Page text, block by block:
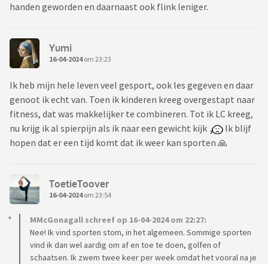
handen geworden en daarnaast ook flink leniger.
Yumi
16-04-2024om 23:23
Ik heb mijn hele leven veel gesport, ook les gegeven en daar
genoot ik echt van. Toen ik kinderen kreeg overgestapt naar
fitness, dat was makkelijker te combineren. Tot ik LC kreeg,
nu krijg ik al spierpijn als ik naar een gewicht kijk
Ik blijf
hopen dat er een tijd komt dat ik weer kan sporten 🙏
ToetieToover
16-04-2024om 23:54
MMcGonagall schreef op 16-04-2024 om 22:27:
Nee! Ik vind sporten stom, in het algemeen. Sommige sporten
vind ik dan wel aardig om af en toe te doen, golfen of
schaatsen. Ik zwem twee keer per week omdat het vooral na je